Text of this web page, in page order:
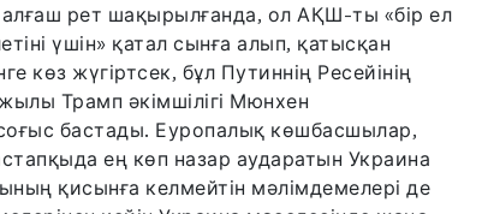
рет шақырылғанда, ол АҚШ-ты «бір ел
үшін» қатал сынға алып, қатысқан
көз жүгіртсек, бұл Путиннің Ресейінің
Трамп әкімшілігі Мюнхен
бастады. Еуропалық көшбасшылар,
ең көп назар аударатын Украина
қисынға келмейтін мәлімдемелері де